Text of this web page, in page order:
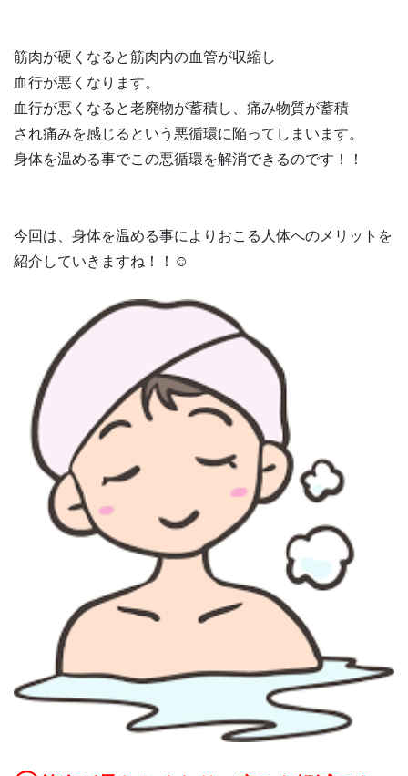
筋肉が硬くなると筋肉内の血管が収縮し
血行が悪くなります。
血行が悪くなると老廃物が蓄積し、痛み物質が蓄積
され痛みを感じるという悪循環に陥ってしまいます。
身体を温める事でこの悪循環を解消できるのです！！
今回は、身体を温める事によりおこる人体へのメリットを
紹介していきますね！！☺